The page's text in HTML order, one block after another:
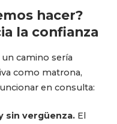
hacer?
la confianza
camino sería
como matrona,
en consulta:
sin vergüenza. El